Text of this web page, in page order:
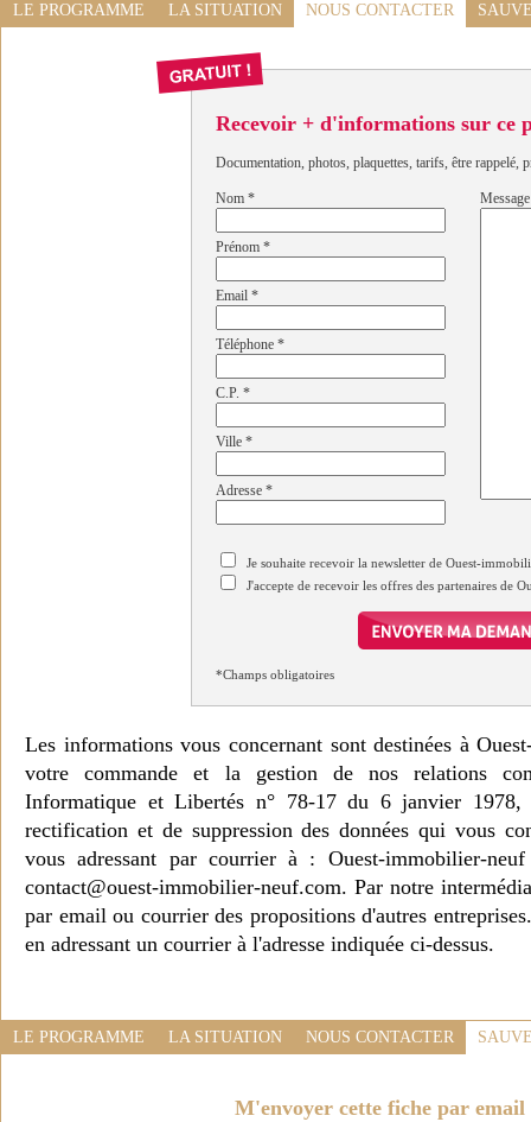
LE PROGRAMME LA SITUATION NOUS CONTACTER
Recevoir + d'informations sur ce
Documentation, photos, plaquettes, tarifs, être rappelé,
Nom *
Prénom *
Email *
Téléphone *
C.P. *
Ville *
Adresse *
Message
Je souhaite recevoir la newsletter de Ouest-
J'accepte de recevoir les offres des partenaires de
*Champs obligatoires
Les informations vous concernant sont destinées à
votre commande et la gestion de nos relations
Informatique et Libertés n° 78-17 du 6 janvier 1978,
rectification et de suppression des données qui vous
vous adressant par courrier à : Ouest-immobilier-
contact@ouest-immobilier-neuf.com. Par notre
par email ou courrier des propositions d'autres
en adressant un courrier à l'adresse indiquée ci-dessus.
LE PROGRAMME LA SITUATION NOUS CONTACTER
M'envoyer cette fiche par email